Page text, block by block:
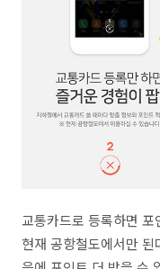
교통카드로 등록하면
현재 공항철도에서만